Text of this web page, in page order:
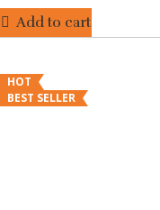
Add to cart
HOT
BEST SELLER